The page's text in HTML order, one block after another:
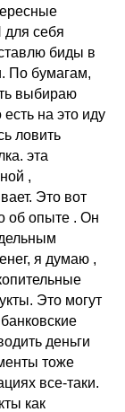
для себя
биды в
По бумагам,
выбираю
на это иду
ловить
эта
,
Это вот
об опыте . Он
я думаю ,
Это могут
деньги
тоже
все-таки.
как